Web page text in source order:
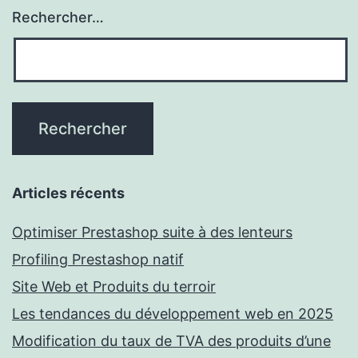
un
Rechercher…
Articles récents
Optimiser Prestashop suite à des lenteurs
Profiling Prestashop natif
Site Web et Produits du terroir
Les tendances du développement web en 2025
Modification du taux de TVA des produits d’une